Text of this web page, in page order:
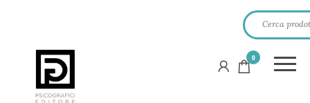
PSICOGRAFICI
EDITORE
0